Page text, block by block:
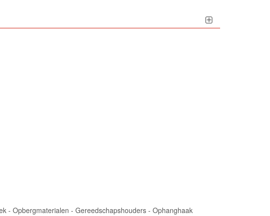
- Opbergmaterialen - Gereedschapshouders - Ophanghaak